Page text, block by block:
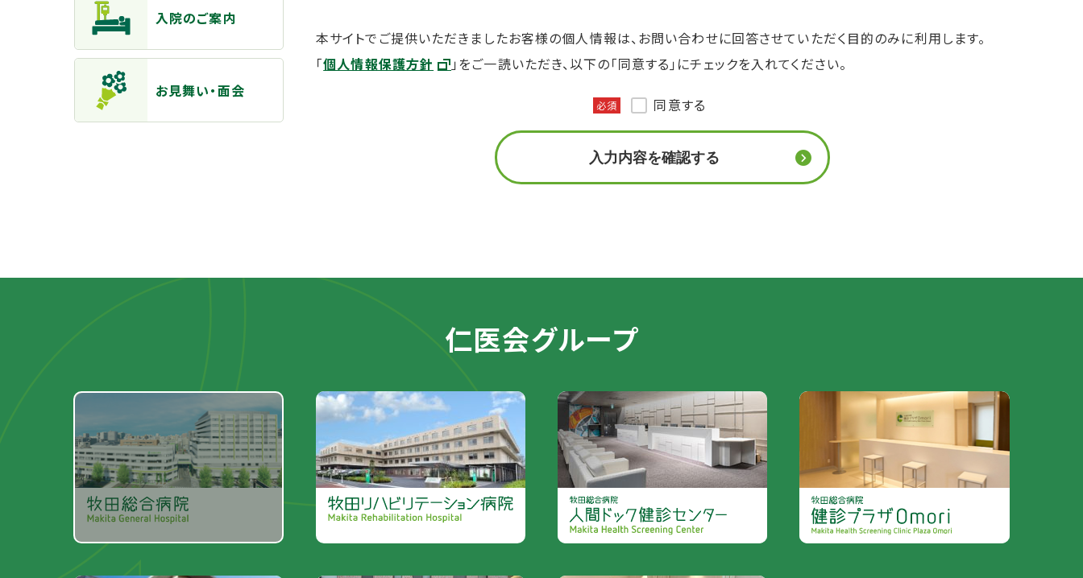
本サイトでご提供いただきましたお客様の個人情報は、お問い合わせに回答させていただく目的のみに利用します。
「個人情報保護方針 」をご一読いただき、以下の｢同意する｣にチェックを入れてください。
必須 同意する
入力内容を確認する
入院のご案内
お見舞い・面会
仁医会グループ